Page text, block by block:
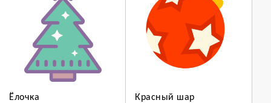
Ёлочка
Выберите
количество:
Красный шар
Выберите
количество: